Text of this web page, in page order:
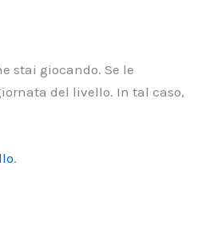
stai giocando. Se le
del livello. In tal caso,
.